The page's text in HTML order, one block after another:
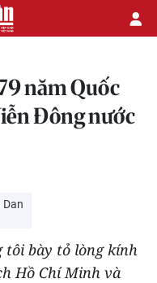
năm Quốc
Đông nước
Dan
tôi bày tỏ lòng kính
Hồ Chí Minh và